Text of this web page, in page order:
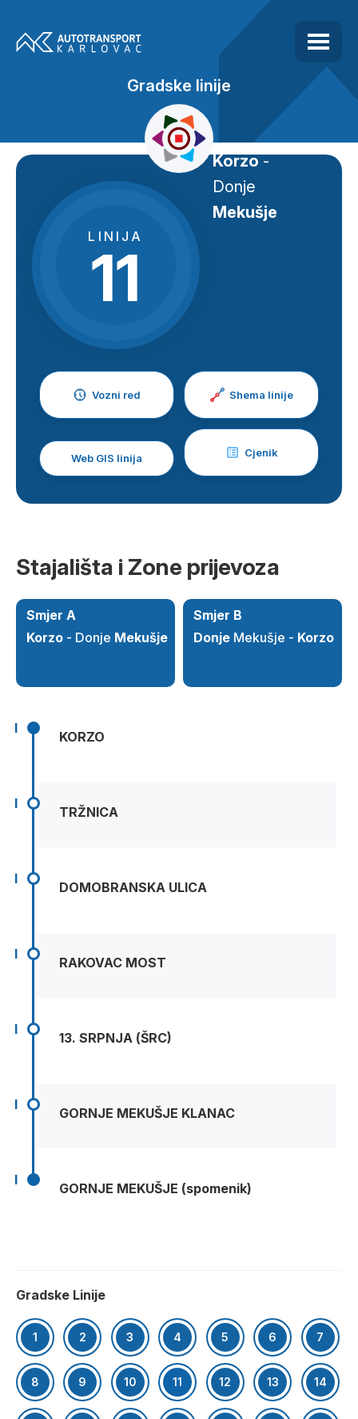
Gradske linije
LINIJA
11
Korzo-
Donje
Mekušje
Vozni red Shema linije
Web GIS linija Cjenik
Stajališta i Zone prijevoza
Smjer A
Korzo- Donje Mekušje
Smjer B
DonjeMekušje - Korzo
I
KORZO
I
TRŽNICA
I
DOMOBRANSKA ULICA
I
RAKOVAC MOST
I
13. SRPNJA (ŠRC)
I
GORNJE MEKUŠJE KLANAC
I
GORNJE MEKUŠJE (spomenik)
Gradske Linije
1 2 3 4 5 6 7
8 9 10 11 12 13 14